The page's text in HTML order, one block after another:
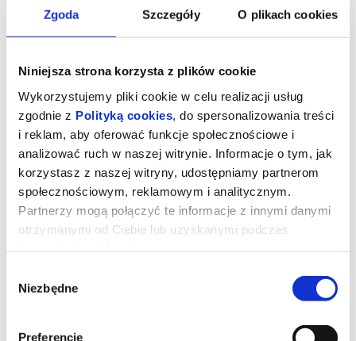
Zgoda Szczegóły O plikach cookies
Niniejsza strona korzysta z plików cookie
Wykorzystujemy pliki cookie w celu realizacji usług
zgodnie z Polityką cookies , do spersonalizowania treści
i reklam, aby oferować funkcje społecznościowe i
analizować ruch w naszej witrynie. Informacje o tym, jak
korzystasz z naszej witryny, udostępniamy partnerom
społecznościowym, reklamowym i analitycznym.
Partnerzy mogą połączyć te informacje z innymi danymi
otrzymanymi od Ciebie lub uzyskanymi podczas
zgody
Niezbędne
Preferencje
Milo Mechanik
mechaniku, która z nutką humoru zabierze każde dziecko w
edukacyjną podróż, przekazując wiedzę o świecie, który go
otacza. Film inspirowany Stalowa Wolą - po części powstaje w
operatorką koparki. Niestety jej maszyna podczas wykonywania